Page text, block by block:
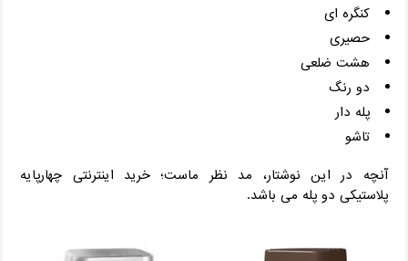
کنگره ای
حصیری
هشت ضلعی
دو رنگ
پله دار
تاشو
آنچه در این نوشتار، مد نظر ماست؛ خرید اینترنتی چهارپایه
پلاستیکی دو پله می باشد.